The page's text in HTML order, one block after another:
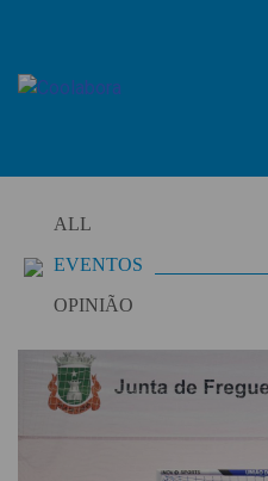
content
ALL
EVENTOS
OPINIÃO